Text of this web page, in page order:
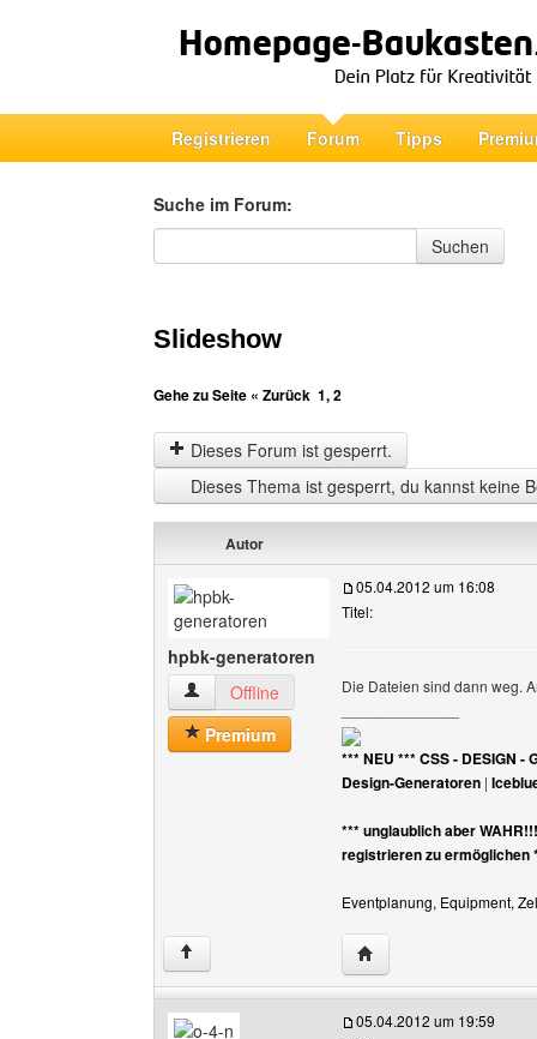
Registrieren Forum Tipps
Suche im Forum:
Suche im Forum
Suchen
Slideshow
Gehe zu Seite « Zurück 1,2
Dieses Forum ist gesperrt.
Dieses Thema ist gesperrt, du kannst keine
Autor
hpbk-generatoren
hpbk-generatoren Benutzer-Profile anzeigen
Offline
Premium
05.04.2012 um 16:08
Titel:
Die Dateien sind dann weg.
*** NEU *** CSS - DESIGN -
Design-Generatoren |
*** unglaublich aber
registrieren zu ermöglichen
Eventplanung, Equipment,
↑ Website dieses
05.04.2012 um 19:59